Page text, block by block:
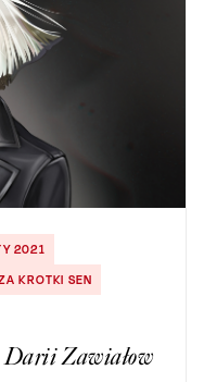
2021
KROTKI SEN
Darii Zawiałow